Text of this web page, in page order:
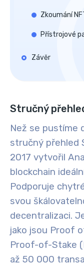
Zkoumání
Přístrojové
Závěr
Stručný
Než se pustíme
stručný přehled
2017 vytvořil
blockchain
Podporuje
svou
decentralizaci.
jako jsou Proof
Proof-of-Stake
až 50 000